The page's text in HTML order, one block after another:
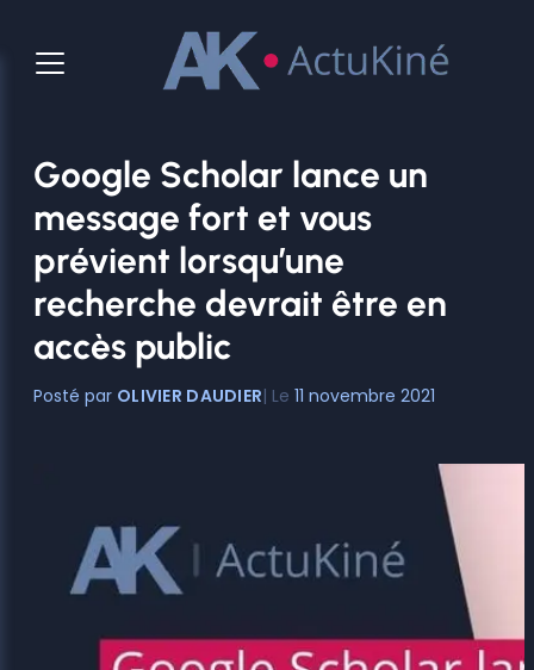
contenu
Google Scholar lance un
message fort et vous
prévient lorsqu’une
recherche devrait être en
accès public
OLIVIER DAUDIER 11 novembre 2021